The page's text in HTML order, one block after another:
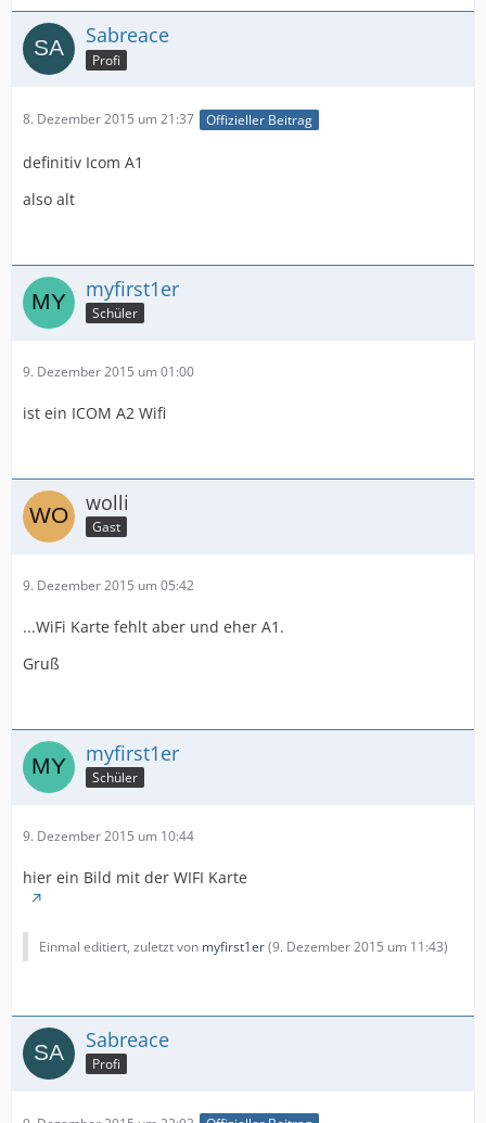
Sabreace
Profi
8. Dezember 2015 um 21:37 Offizieller Beitrag
definitiv Icom A1
also alt
myfirst1er
Schüler
9. Dezember 2015 um 01:00
ist ein ICOM A2 Wifi
wolli
Gast
9. Dezember 2015 um 05:42
...WiFi Karte fehlt aber und eher A1.
Gruß
myfirst1er
Schüler
9. Dezember 2015 um 10:44
hier ein Bild mit der WIFI Karte
Einmal editiert, zuletzt von myfirst1er(9. Dezember 2015 um 11:43)
Sabreace
Profi